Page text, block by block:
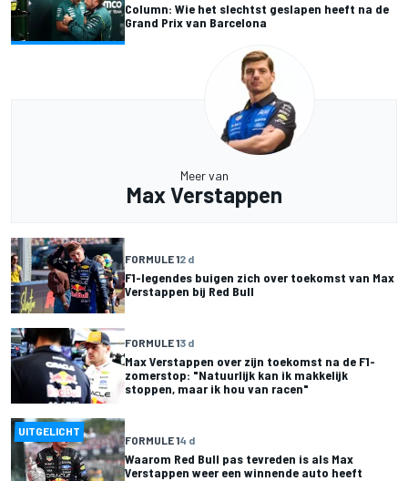
Column: Wie het slechtst geslapen heeft na de
Grand Prix van Barcelona
Meer van
Max Verstappen
FORMULE 12 d
F1-legendes buigen zich over toekomst van Max
Verstappen bij Red Bull
FORMULE 13 d
Max Verstappen over zijn toekomst na de F1-
zomerstop: "Natuurlijk kan ik makkelijk
stoppen, maar ik hou van racen"
UITGELICHT
FORMULE 14 d
Waarom Red Bull pas tevreden is als Max
Verstappen weer een winnende auto heeft